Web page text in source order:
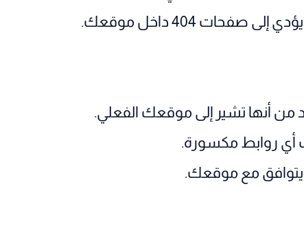
404 داخل موقعك.
أنها تشير إلى موقعك الفعلي.
أي روابط مكسورة.
يتوافق مع موقعك.